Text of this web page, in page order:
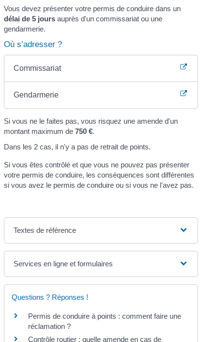
Vous devez présenter votre permis de conduire dans un
délai de 5 jours auprès d'un commissariat ou une
gendarmerie.
Où s’adresser ?
Commissariat
Gendarmerie
Si vous ne le faites pas, vous risquez une amende d'un
montant maximum de750 €.
Dans les 2 cas, il n'y a pas de retrait de points.
Si vous êtes contrôlé et que vous ne pouvez pas présenter
votre permis de conduire, les conséquences sont différentes
si vous avez le permis de conduire ou si vous ne l'avez pas.
Textes de référence
Services en ligne et formulaires
Questions ? Réponses !
Permis de conduire à points : comment faire une
réclamation ?
Contrôle routier : quelle amende en cas de